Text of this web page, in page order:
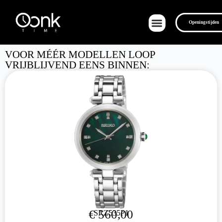
Openingstijden
VOOR MÉÉR MODELLEN LOOP
VRIJBLIJVEND EENS BINNEN:
SRZ535P1
€560,00